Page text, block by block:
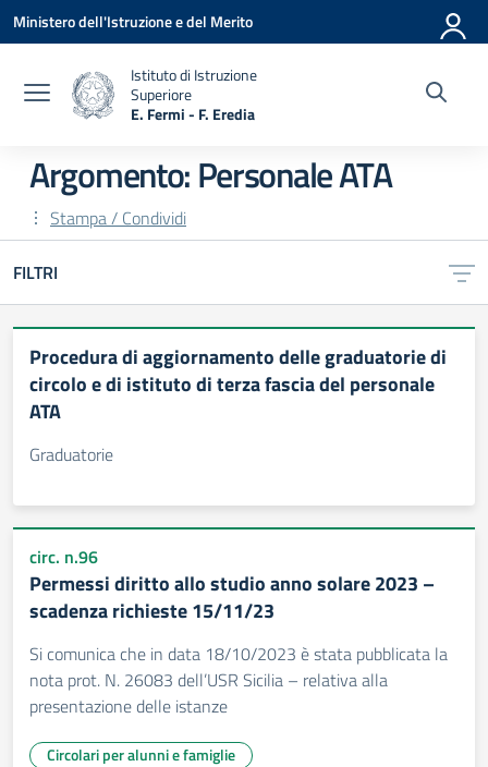
Vai ai contenuti
Vai al menu di navigazione
Vai al footer
Ministero dell'Istruzione e del Merito
Istituto di Istruzione
Superiore
E. Fermi - F. Eredia
Argomento: Personale ATA
Stampa / Condividi
FILTRI
Procedura di aggiornamento delle graduatorie di
circolo e di istituto di terza fascia del personale
ATA
Graduatorie
circ. n.96
Permessi diritto allo studio anno solare 2023 –
scadenza richieste 15/11/23
Si comunica che in data 18/10/2023 è stata pubblicata la
nota prot. N. 26083 dell’USR Sicilia – relativa alla
presentazione delle istanze
Circolari per alunni e famiglie